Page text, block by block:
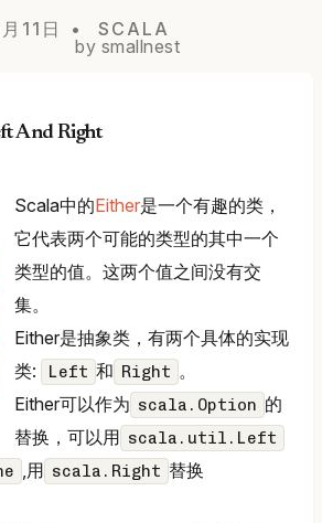
11日
SCALA
by smallnest
And Right
Scala中的Either是一个有趣的类，
它代表两个可能的类型的其中一个
类型的值。这两个值之间没有交
集。
Either是抽象类，有两个具体的实现
类:
Left 和 Right 。
Either可以作为 scala.Option 的
替换，可以用 scala.util.Left
,用 scala.Right 替换